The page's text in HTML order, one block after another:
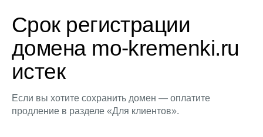
Срок регистрации
домена mo-kremenki.ru
истек
Если вы хотите сохранить домен — оплатите
продление в разделе «Для клиентов».